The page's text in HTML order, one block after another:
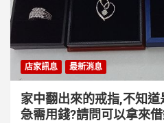
店家訊息 最新消息
家中翻出來的戒指,不知
急需用錢?請問可以拿來